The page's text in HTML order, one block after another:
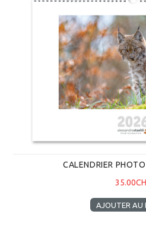
CALENDRIER
AJOUTER AU